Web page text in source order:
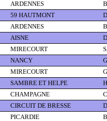
ARDENNES
59 HAUTMONT
ARDENNES
AISNE
MIRECOURT
NANCY
MIRECOURT
SAMBRE ET HELPE
CHAMPAGNE
CIRCUIT DE BRESSE
PICARDIE